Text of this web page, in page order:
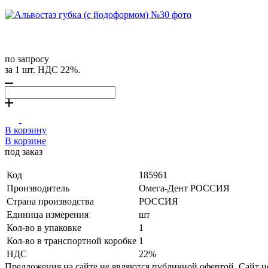
по запросу
за 1 шт. НДС 22%.
В корзину
В корзине
под заказ
Код
185961
Производитель
Омега-Дент РОССИЯ
Страна производства
РОССИЯ
Единица измерения
шт
Кол-во в упаковке
1
Кол-во в транспортной коробке 1
НДС
22%